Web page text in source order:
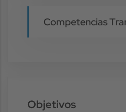
Competencias
Objetivos